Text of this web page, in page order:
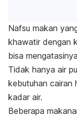
Nafsu makan
khawatir dengan
bisa
Tidak hanya air
kebutuhan cairan
kadar air.
Beberapa